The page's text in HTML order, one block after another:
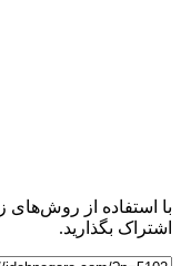
با استفاده از روش‌های
اشتراک بگذارید.